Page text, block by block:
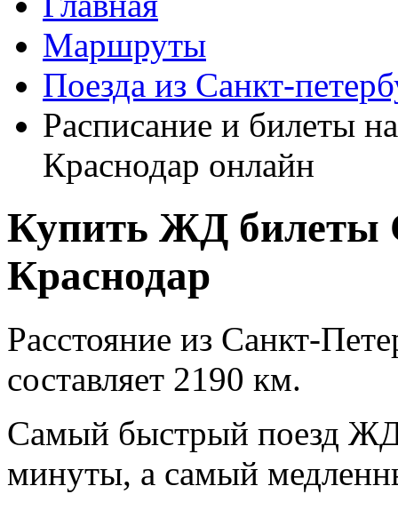
Маршруты
Поезда из Санкт-
Расписание и билеты
Краснодар онлайн
Купить ЖД билеты
Краснодар
Расстояние из Санкт-
составляет 2190 км.
Самый быстрый поезд ЖД
минуты, а самый